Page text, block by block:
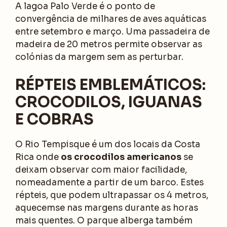
A lagoa Palo Verde é o ponto de
convergência de milhares de aves aquáticas
entre setembro e março. Uma passadeira de
madeira de 20 metros permite observar as
colónias da margem sem as perturbar.
RÉPTEIS EMBLEMÁTICOS:
CROCODILOS, IGUANAS
E COBRAS
O Rio Tempisque é um dos locais da Costa
Rica onde os crocodilos americanos se
deixam observar com maior facilidade,
nomeadamente a partir de um barco. Estes
répteis, que podem ultrapassar os 4 metros,
aquecemse nas margens durante as horas
mais quentes. O parque alberga também